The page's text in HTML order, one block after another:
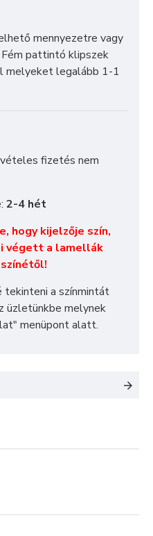
mennyezetre vagy
pattintó klipszek
melyeket legalább 1-1
fizetés nem
2-4 hét
hogy kijelzője szín,
végett a lamellák
tekinteni a színmintát
üzletünkbe melynek
" menüpont alatt.